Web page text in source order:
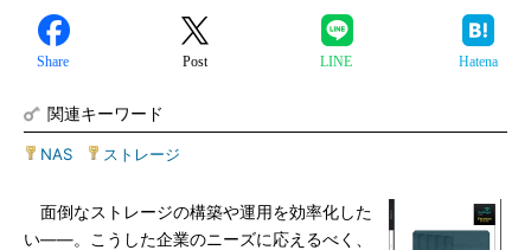
Share Post LINE Hatena
関連キーワード
NAS ストレージ
面倒なストレージの構築や運用を効率化した
い――。こうした企業のニーズに応えるべく、